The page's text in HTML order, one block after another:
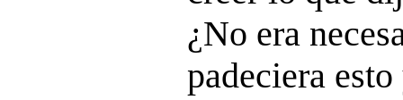
¿No era
padeciera